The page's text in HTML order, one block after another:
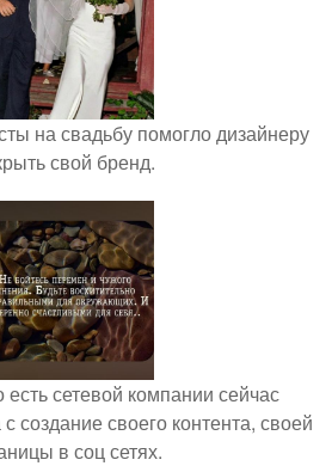
на свадьбу помогло дизайнеру
свой бренд.
есть сетевой компании сейчас
создание своего контента, своей
в соц сетях.